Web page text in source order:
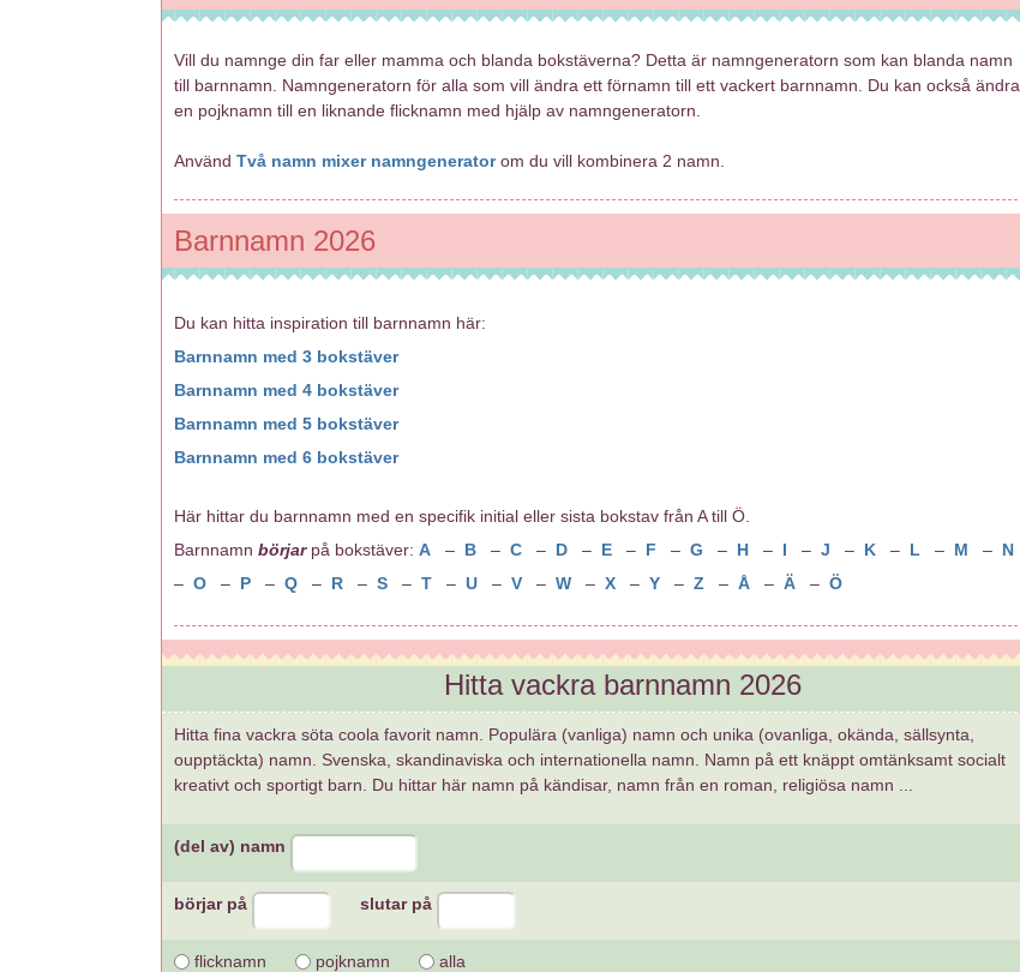
Vill du namnge din far eller mamma och blanda bokstäverna? Detta är namngeneratorn som kan blanda namn
till barnnamn. Namngeneratorn för alla som vill ändra ett förnamn till ett vackert barnnamn. Du kan också ändra
en pojknamn till en liknande flicknamn med hjälp av namngeneratorn.
Använd Två namn mixer namngeneratorom du vill kombinera 2 namn.
Barnnamn 2026
Du kan hitta inspiration till barnnamn här:
Barnnamn med 3 bokstäver
Barnnamn med 4 bokstäver
Barnnamn med 5 bokstäver
Barnnamn med 6 bokstäver
Här hittar du barnnamn med en specifik initial eller sista bokstav från A till Ö.
Barnnamn börjarpå bokstäver: A – B – C – D – E – F – G – H – I – J – K – L – M – N
– O – P – Q – R – S – T – U – V – W – X – Y – Z – Å – Ä – Ö
Hitta vackra barnnamn 2026
Hitta fina vackra söta coola favorit namn. Populära (vanliga) namn och unika (ovanliga, okända, sällsynta,
oupptäckta) namn. Svenska, skandinaviska och internationella namn. Namn på ett knäppt omtänksamt socialt
kreativt och sportigt barn. Du hittar här namn på kändisar, namn från en roman, religiösa namn ...
(del av) namn
börjar på slutar på
flicknamn pojknamn alla